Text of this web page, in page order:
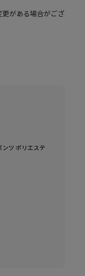
がある場合がござ
ツ ポリエステ